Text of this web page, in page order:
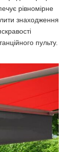
рівномірне
знаходження
пульту.